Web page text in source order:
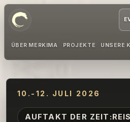
ÜBER MERKIMA PROJEKTE UNSERE
10.-12. JULI 2026
AUFTAKT DER